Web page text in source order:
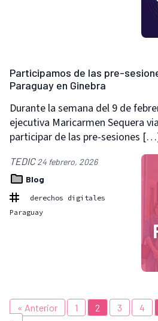
Participamos de las pre-
Paraguay en Ginebra
Durante la semana del 9 de
ejecutiva Maricarmen Sequera
participar de las pre-sesiones
TEDIC24 febrero, 2026
Blog
derechos digitales
Paraguay
« Anterior 1 2 3 4